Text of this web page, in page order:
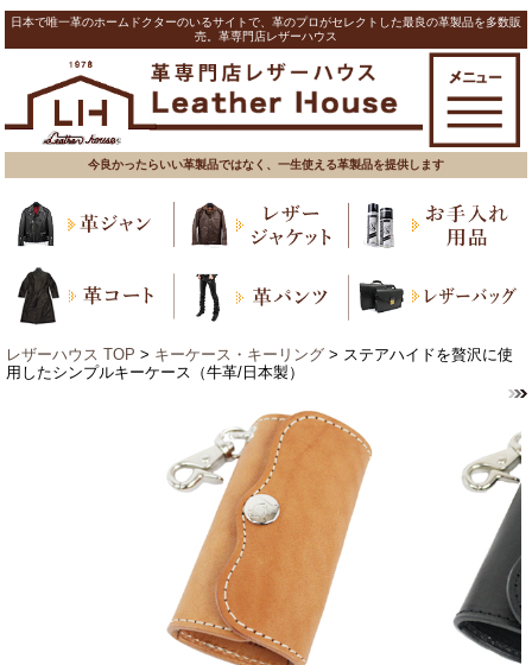
日本で唯一革のホームドクターのいるサイトで、革のプロがセレクトした最良の革製品を多数販
売。革専門店レザーハウス
今良かったらいい革製品ではなく、一生使える革製品を提供します
レザーハウス TOP > キーケース・キーリング > ステアハイドを贅沢に使
用したシンプルキーケース（牛革/日本製）